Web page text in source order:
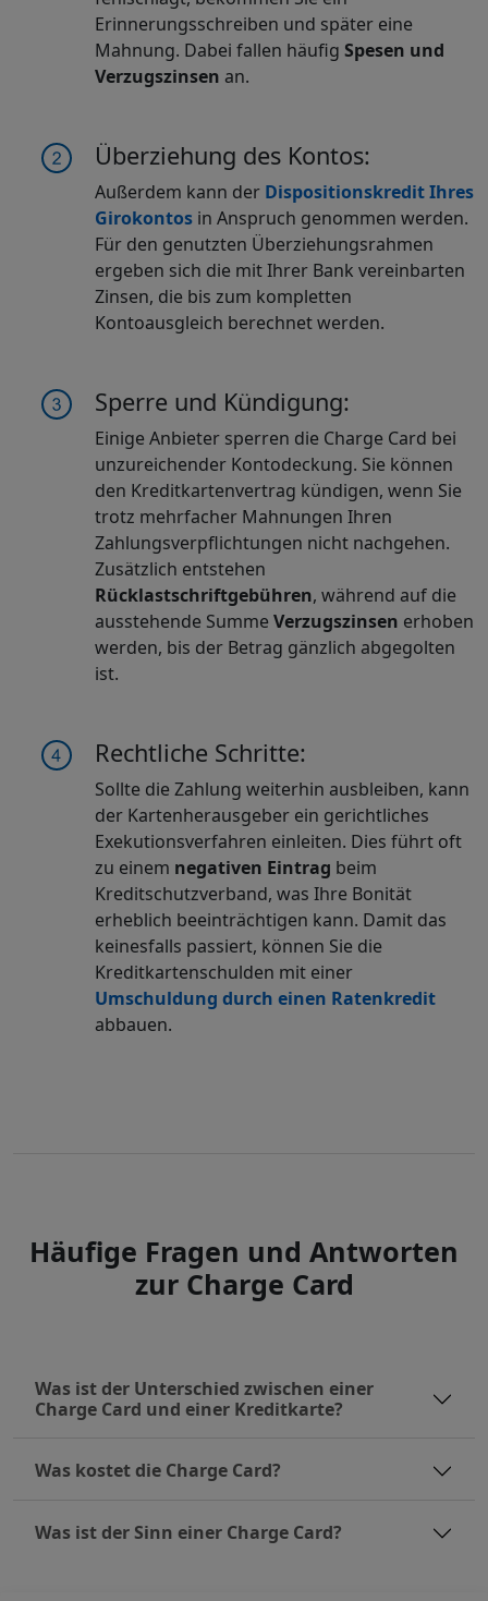
Erinnerungsschreiben und später eine
Mahnung. Dabei fallen häufig Spesen und
Verzugszinsen an.
Überziehung des Kontos:
Außerdem kann der Dispositionskredit Ihres
Girokontosin Anspruch genommen werden.
Für den genutzten Überziehungsrahmen
ergeben sich die mit Ihrer Bank vereinbarten
Zinsen, die bis zum kompletten
Kontoausgleich berechnet werden.
Sperre und Kündigung:
Einige Anbieter sperren die Charge Card bei
unzureichender Kontodeckung. Sie können
den Kreditkartenvertrag kündigen, wenn Sie
trotz mehrfacher Mahnungen Ihren
Zahlungsverpflichtungen nicht nachgehen.
Zusätzlich entstehen
Rücklastschriftgebühren, während auf die
ausstehende Summe Verzugszinsen erhoben
werden, bis der Betrag gänzlich abgegolten
ist.
Rechtliche Schritte:
Sollte die Zahlung weiterhin ausbleiben, kann
der Kartenherausgeber ein gerichtliches
Exekutionsverfahren einleiten. Dies führt oft
zu einem negativen Eintrag beim
Kreditschutzverband, was Ihre Bonität
erheblich beeinträchtigen kann. Damit das
keinesfalls passiert, können Sie die
Kreditkartenschulden mit einer
Umschuldung durch einen Ratenkredit
abbauen.
Häufige Fragen und Antworten
zur Charge Card
Was ist der Unterschied zwischen einer
Charge Card und einer Kreditkarte?
Was kostet die Charge Card?
Was ist der Sinn einer Charge Card?